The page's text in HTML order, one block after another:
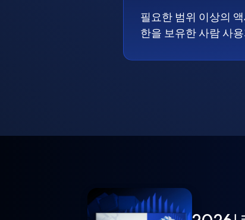
필요한 범위 이상의
한을 보유한 사람 사